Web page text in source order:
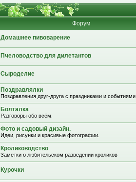
Форум
Домашнее пивоварение
Пчеловодство для дилетантов
Сыроделие
Поздравлялки
Поздравления друг-друга с праздниками и событиями.
Болталка
Разговоры обо всём.
Фото и садовый дизайн.
Идеи, рисунки и красивые фотографии.
Кролиководство
Заметки о любительском разведении кроликов
Курочки